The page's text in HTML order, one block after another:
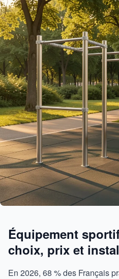
Équipement
choix, prix et
En 2026, 68 % des Français